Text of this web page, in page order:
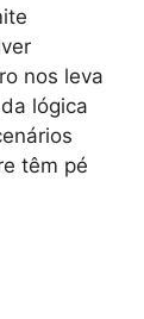
nos leva
lógica
têm pé